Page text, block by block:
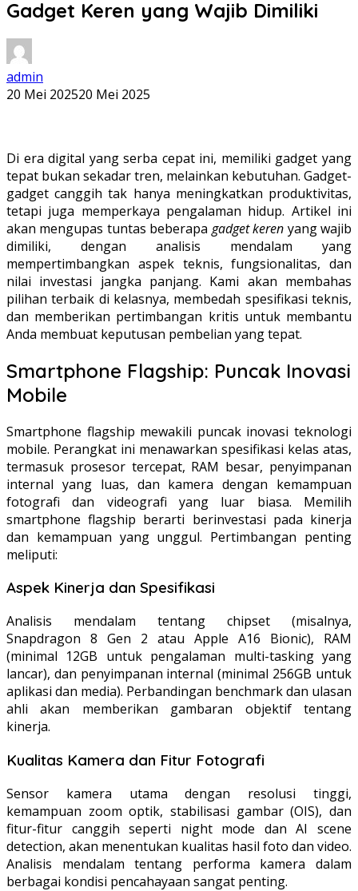
Gadget Keren yang Wajib Dimiliki
admin
20 Mei 202520 Mei 2025
Di era digital yang serba cepat ini, memiliki gadget yang
tepat bukan sekadar tren, melainkan kebutuhan. Gadget-
gadget canggih tak hanya meningkatkan produktivitas,
tetapi juga memperkaya pengalaman hidup. Artikel ini
akan mengupas tuntas beberapa gadget keren yang wajib
dimiliki, dengan analisis mendalam yang
mempertimbangkan aspek teknis, fungsionalitas, dan
nilai investasi jangka panjang. Kami akan membahas
pilihan terbaik di kelasnya, membedah spesifikasi teknis,
dan memberikan pertimbangan kritis untuk membantu
Anda membuat keputusan pembelian yang tepat.
Smartphone Flagship: Puncak Inovasi
Mobile
Smartphone flagship mewakili puncak inovasi teknologi
mobile. Perangkat ini menawarkan spesifikasi kelas atas,
termasuk prosesor tercepat, RAM besar, penyimpanan
internal yang luas, dan kamera dengan kemampuan
fotografi dan videografi yang luar biasa. Memilih
smartphone flagship berarti berinvestasi pada kinerja
dan kemampuan yang unggul. Pertimbangan penting
meliputi:
Aspek Kinerja dan Spesifikasi
Analisis mendalam tentang chipset (misalnya,
Snapdragon 8 Gen 2 atau Apple A16 Bionic), RAM
(minimal 12GB untuk pengalaman multi-tasking yang
lancar), dan penyimpanan internal (minimal 256GB untuk
aplikasi dan media). Perbandingan benchmark dan ulasan
ahli akan memberikan gambaran objektif tentang
kinerja.
Kualitas Kamera dan Fitur Fotografi
Sensor kamera utama dengan resolusi tinggi,
kemampuan zoom optik, stabilisasi gambar (OIS), dan
fitur-fitur canggih seperti night mode dan AI scene
detection, akan menentukan kualitas hasil foto dan video.
Analisis mendalam tentang performa kamera dalam
berbagai kondisi pencahayaan sangat penting.